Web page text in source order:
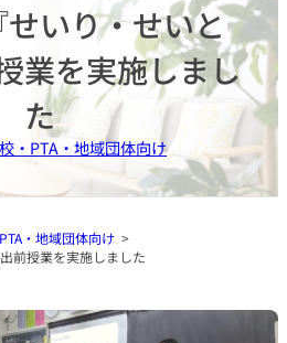
いり・せいと
業を実施しまし
た
・PTA・地域団体向け
・地域団体向け
前授業を実施しました